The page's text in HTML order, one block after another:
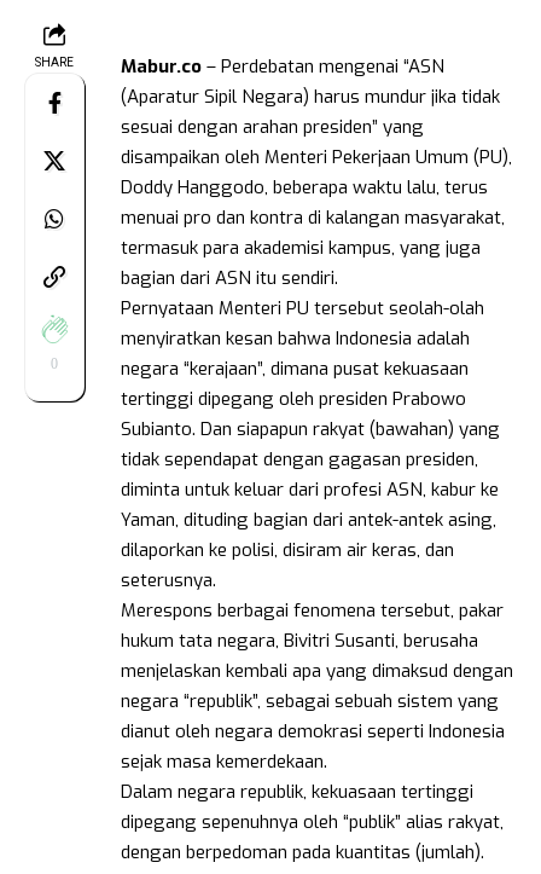
SHARE
0
Mabur.co – Perdebatan mengenai “ASN
(Aparatur Sipil Negara) harus mundur jika tidak
sesuai dengan arahan presiden” yang
disampaikan oleh Menteri Pekerjaan Umum (PU),
Doddy Hanggodo, beberapa waktu lalu, terus
menuai pro dan kontra di kalangan masyarakat,
termasuk para akademisi kampus, yang juga
bagian dari ASN itu sendiri.
Pernyataan Menteri PU tersebut seolah-olah
menyiratkan kesan bahwa Indonesia adalah
negara “kerajaan”, dimana pusat kekuasaan
tertinggi dipegang oleh presiden Prabowo
Subianto. Dan siapapun rakyat (bawahan) yang
tidak sependapat dengan gagasan presiden,
diminta untuk keluar dari profesi ASN, kabur ke
Yaman, dituding bagian dari antek-antek asing,
dilaporkan ke polisi, disiram air keras, dan
seterusnya.
Merespons berbagai fenomena tersebut, pakar
hukum tata negara, Bivitri Susanti, berusaha
menjelaskan kembali apa yang dimaksud dengan
negara “republik”, sebagai sebuah sistem yang
dianut oleh negara demokrasi seperti Indonesia
sejak masa kemerdekaan.
Dalam negara republik, kekuasaan tertinggi
dipegang sepenuhnya oleh “publik” alias rakyat,
dengan berpedoman pada kuantitas (jumlah).